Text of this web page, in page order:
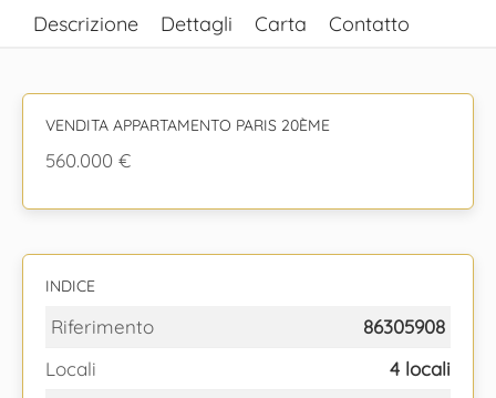
Descrizione Dettagli Carta Contatto
VENDITA APPARTAMENTO PARIS 20ÈME
560.000 €
INDICE
Riferimento
86305908
Locali
4 locali